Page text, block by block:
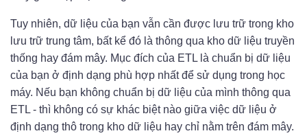
Tuy nhiên, dữ liệu của bạn vẫn cần được lưu trữ trong kho
lưu trữ trung tâm, bất kể đó là thông qua kho dữ liệu truyền
thống hay đám mây. Mục đích của ETL là chuẩn bị dữ liệu
của bạn ở định dạng phù hợp nhất để sử dụng trong học
máy. Nếu bạn không chuẩn bị dữ liệu của mình thông qua
ETL - thì không có sự khác biệt nào giữa việc dữ liệu ở
định dạng thô trong kho dữ liệu hay chỉ nằm trên đám mây.